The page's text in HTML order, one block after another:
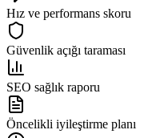
Hız ve performans skoru
Güvenlik açığı taraması
SEO sağlık raporu
Öncelikli iyileştirme planı